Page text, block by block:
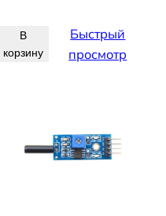
В
корзину
Быстрый
просмотр